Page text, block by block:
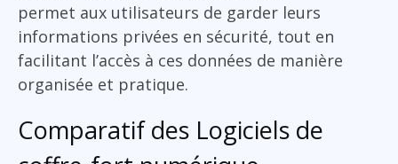
permet aux utilisateurs de garder leurs
informations privées en sécurité, tout en
facilitant l’accès à ces données de manière
organisée et pratique.
Comparatif des Logiciels de